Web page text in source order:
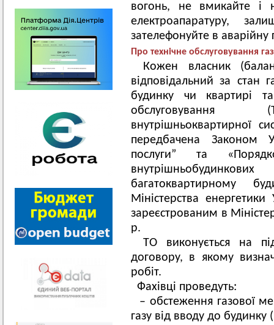
вогонь, не вмикайте і
електроапаратуру,
зателефонуйте в
Про технічне обслуговування
Кожен власник
відповідальний за стан
будинку чи квартирі
обслуговування
внутрішньоквартирної
передбачена Законом
послуги” та
багатоквартирному
Міністерства
зареєстрованим в
р.
ТО виконується на
договору, в якому
робіт.
Фахівці проведуть:
– обстеження газової
газу від вводу до